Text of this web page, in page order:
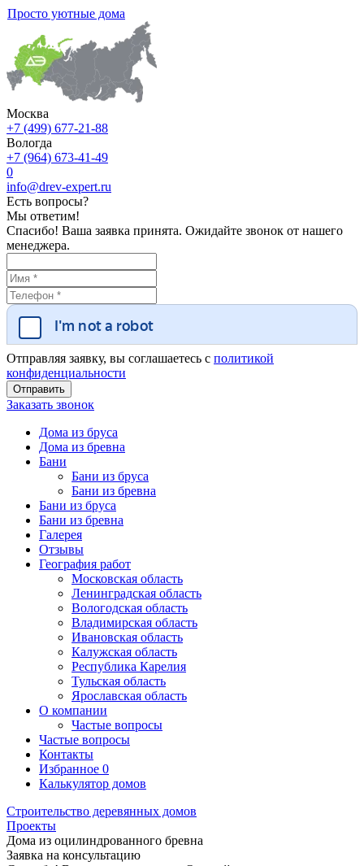
Просто уютные дома
Москва
+7 (499) 677-21-88
Вологда
+7 (964) 673-41-49
0
info@drev-expert.ru
Есть вопросы?
Мы ответим!
Спасибо! Ваша заявка принята. Ожидайте звонок от нашего
менеджера.
Отправляя заявку, вы соглашаетесь с политикой
конфиденциальности
Заказать звонок
Дома из бруса
Дома из бревна
Бани
Бани из бруса
Бани из бревна
Бани из бруса
Бани из бревна
Галерея
Отзывы
География работ
Московская область
Ленинградская область
Вологодская область
Владимирская область
Ивановская область
Калужская область
Республика Карелия
Тульская область
Ярославская область
О компании
Частые вопросы
Частые вопросы
Контакты
Избранное 0
Калькулятор домов
Строительство деревянных домов
Проекты
Дома из оцилиндрованного бревна
Заявка на консультацию